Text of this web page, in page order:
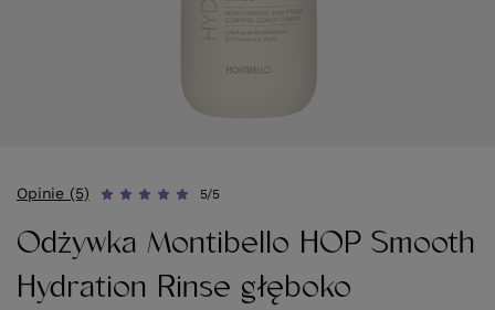
Opinie (5) 5/5
Odżywka Montibello HOP Smooth
Hydration Rinse głęboko